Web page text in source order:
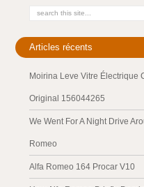
Articles récents
Moirina Leve Vitre Électrique
Original 156044265
We Went For A Night Drive
Romeo
Alfa Romeo 164 Procar V10